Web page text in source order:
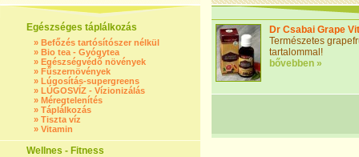
Egészséges táplálkozás
» Befőzés tartósítószer nélkül
» Bio tea - Gyógytea
» Egészségvédő növények
» Fűszernövények
» Lúgosítás-supergreens
» LÚGOSVÍZ - Vízionizálás
» Méregtelenítés
» Táplálkozás
» Tiszta víz
» Vitamin
Wellnes - Fitness
Dr Csabai Grape
Természetes
tartalommal!
bővebben »